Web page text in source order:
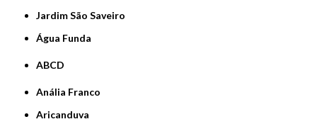
jardim São Saveiro
Água Funda
ABCD
Anália Franco
Aricanduva